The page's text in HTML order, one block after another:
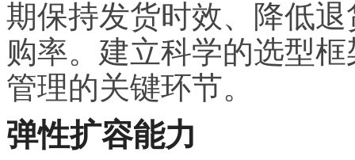
期保持发货时效、降低
购率。建立科学的选型
管理的关键环节。
弹性扩容能力